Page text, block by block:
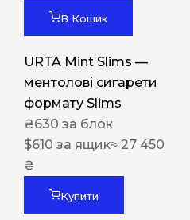
В Кошик
URTA Mint Slims —
ментолові сигарети
формату Slims
₴630 за блок
$610 за ящик≈ 27 450
₴
Купити